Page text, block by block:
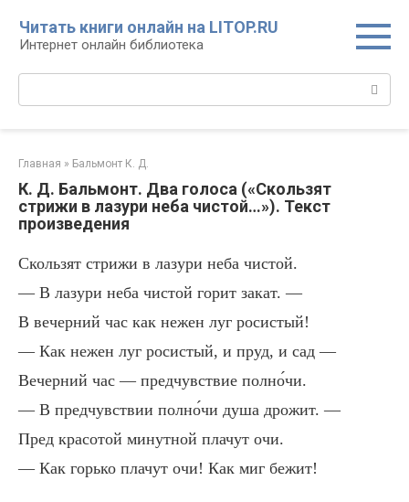
контенту
Читать книги онлайн на LITOP.RU
Интернет онлайн библиотека
Главная » Бальмонт К. Д.
К. Д. Бальмонт. Два голоса («Скользят
стрижи в лазури неба чистой…»). Текст
произведения
Скользят стрижи в лазури неба чистой.
— В лазури неба чистой горит закат. —
В вечерний час как нежен луг росистый!
— Как нежен луг росистый, и пруд, и сад —
Вечерний час — предчувствие полно́чи.
— В предчувствии полно́чи душа дрожит. —
Пред красотой минутной плачут очи.
— Как горько плачут очи! Как миг бежит!